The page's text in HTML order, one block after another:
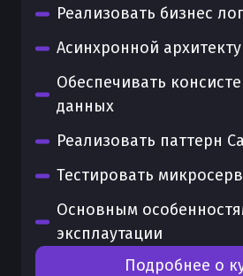
Реализовать бизнес
Асинхронной
Обеспечивать
данных
Реализовать паттерн
Тестировать
Основным
эксплаутации
Подробнее о